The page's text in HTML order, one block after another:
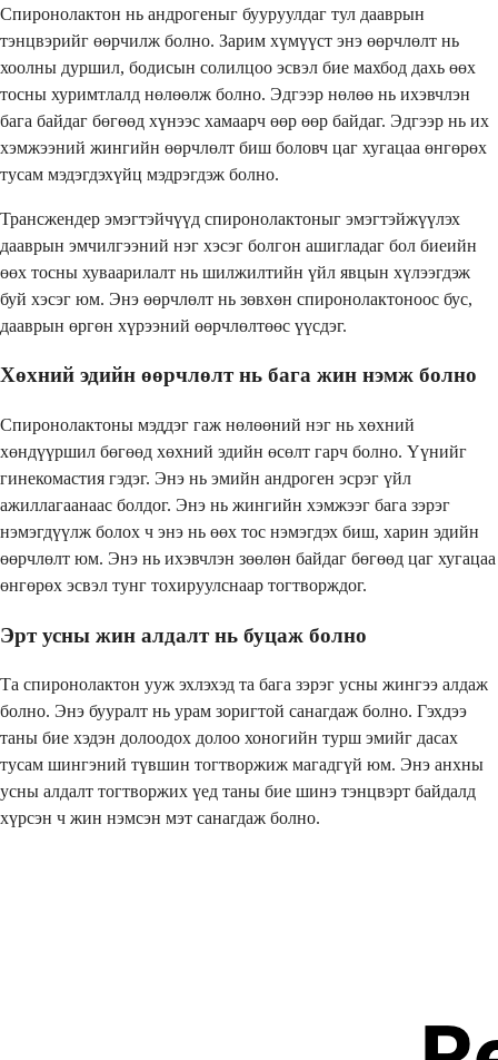
Спиронолактон нь андрогеныг бууруулдаг тул дааврын
тэнцвэрийг өөрчилж болно. Зарим хүмүүст энэ өөрчлөлт нь
хоолны дуршил, бодисын солилцоо эсвэл бие махбод дахь өөх
тосны хуримтлалд нөлөөлж болно. Эдгээр нөлөө нь ихэвчлэн
бага байдаг бөгөөд хүнээс хамаарч өөр өөр байдаг. Эдгээр нь их
хэмжээний жингийн өөрчлөлт биш боловч цаг хугацаа өнгөрөх
тусам мэдэгдэхүйц мэдрэгдэж болно.
Трансжендер эмэгтэйчүүд спиронолактоныг эмэгтэйжүүлэх
дааврын эмчилгээний нэг хэсэг болгон ашигладаг бол биеийн
өөх тосны хуваарилалт нь шилжилтийн үйл явцын хүлээгдэж
буй хэсэг юм. Энэ өөрчлөлт нь зөвхөн спиронолактоноос бус,
дааврын өргөн хүрээний өөрчлөлтөөс үүсдэг.
Хөхний эдийн өөрчлөлт нь бага жин нэмж болно
Спиронолактоны мэддэг гаж нөлөөний нэг нь хөхний
хөндүүршил бөгөөд хөхний эдийн өсөлт гарч болно. Үүнийг
гинекомастия гэдэг. Энэ нь эмийн андроген эсрэг үйл
ажиллагаанаас болдог. Энэ нь жингийн хэмжээг бага зэрэг
нэмэгдүүлж болох ч энэ нь өөх тос нэмэгдэх биш, харин эдийн
өөрчлөлт юм. Энэ нь ихэвчлэн зөөлөн байдаг бөгөөд цаг хугацаа
өнгөрөх эсвэл тунг тохируулснаар тогтворждог.
Эрт усны жин алдалт нь буцаж болно
Та спиронолактон ууж эхлэхэд та бага зэрэг усны жингээ алдаж
болно. Энэ бууралт нь урам зоригтой санагдаж болно. Гэхдээ
таны бие хэдэн долоодох долоо хоногийн турш эмийг дасах
тусам шингэний түвшин тогтворжиж магадгүй юм. Энэ анхны
усны алдалт тогтворжих үед таны бие шинэ тэнцвэрт байдалд
хүрсэн ч жин нэмсэн мэт санагдаж болно.